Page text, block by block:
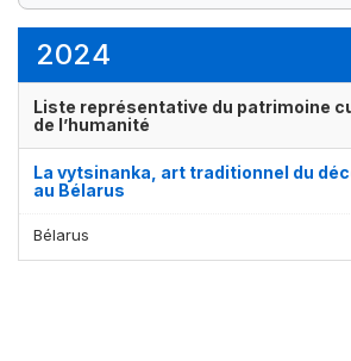
1
2024
Liste représentative du patrimoine
de l’humanité
La vytsinanka, art traditionnel du
au Bélarus
Bélarus